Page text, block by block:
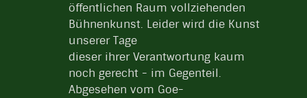
öffentlichen Raum vollziehenden
Bühnenkunst. Leider wird die Kunst
unserer Tage
dieser ihrer Verantwortung kaum
noch gerecht - im Gegenteil.
Abgesehen vom Goe-